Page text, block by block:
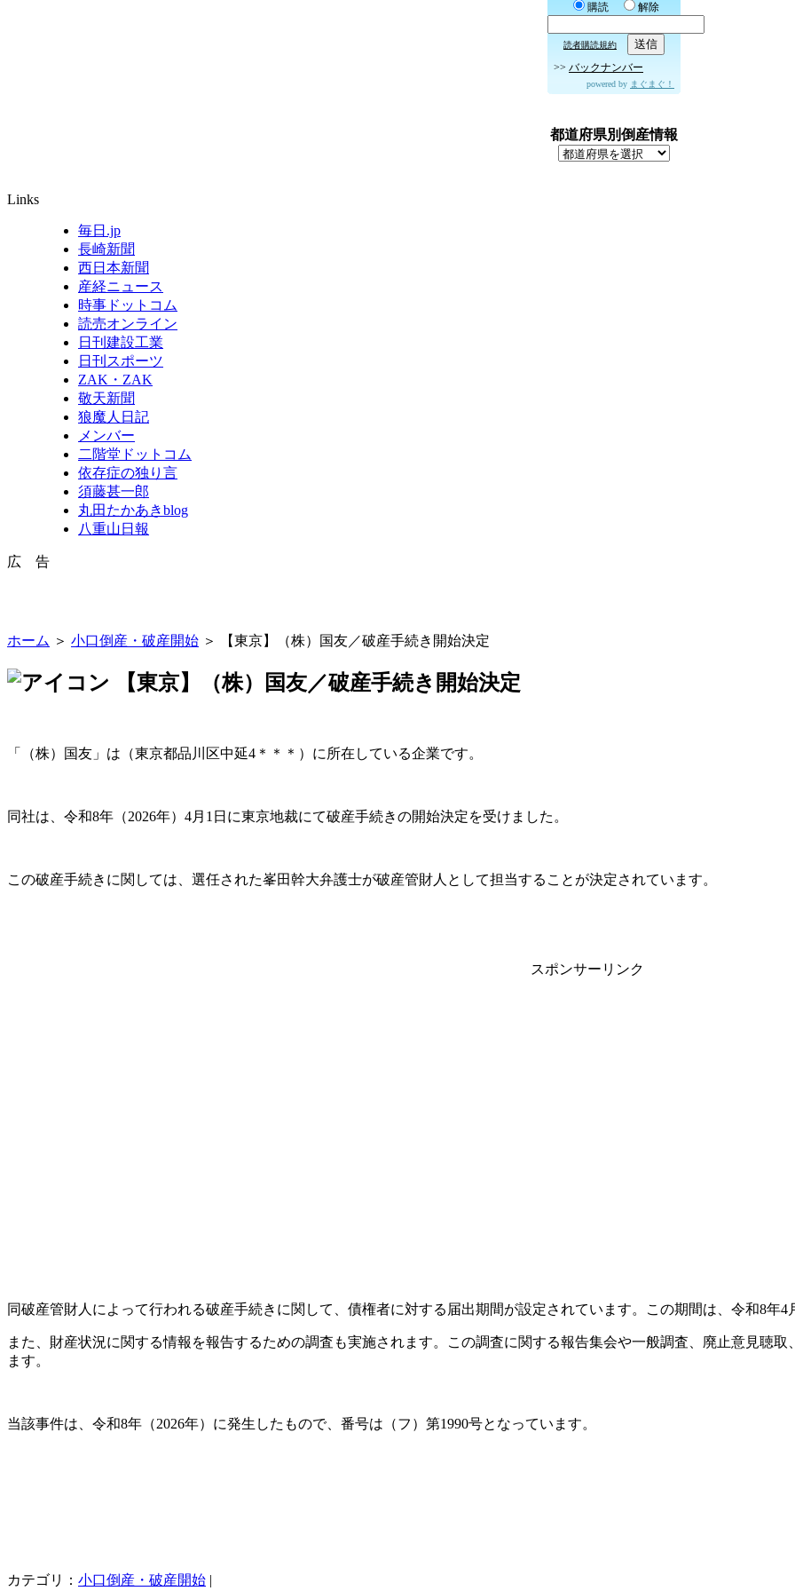
購読 解除
読者購読規約
>> バックナンバー
powered by まぐまぐ！
都道府県別倒産情報
Links
毎日.jp
長崎新聞
西日本新聞
産経ニュース
時事ドットコム
読売オンライン
日刊建設工業
日刊スポーツ
ZAK・ZAK
敬天新聞
狼魔人日記
メンバー
二階堂ドットコム
依存症の独り言
須藤甚一郎
丸田たかあきblog
八重山日報
広 告
ホーム ＞ 小口倒産・破産開始 ＞ 【東京】（株）国友／破産手続き開始決定
【東京】（株）国友／破産手続き開始決定
「（株）国友」は（東京都品川区中延4＊＊＊）に所在している企業です。
同社は、令和8年（2026年）4月1日に東京地裁にて破産手続きの開始決定を受けました。
この破産手続きに関しては、選任された峯田幹大弁護士が破産管財人として担当することが決定されています。
スポンサーリンク
同破産管財人によって行われる破産手続きに関して、債権者に対する届出期間が設定されています。この期間は、令和8年4
また、財産状況に関する情報を報告するための調査も実施されます。この調査に関する報告集会や一般調査、廃止意見聴
ます。
当該事件は、令和8年（2026年）に発生したもので、番号は（フ）第1990号となっています。
カテゴリ： 小口倒産・破産開始 |